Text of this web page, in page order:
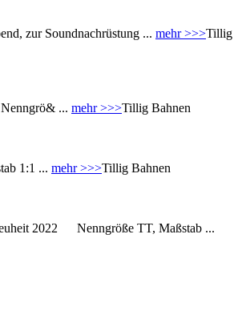
zur Soundnachrüstung ... mehr >>>Tillig
... mehr >>>Tillig Bahnen
1:1 ... mehr >>>Tillig Bahnen
2022 Nenngröße TT, Maßstab ...